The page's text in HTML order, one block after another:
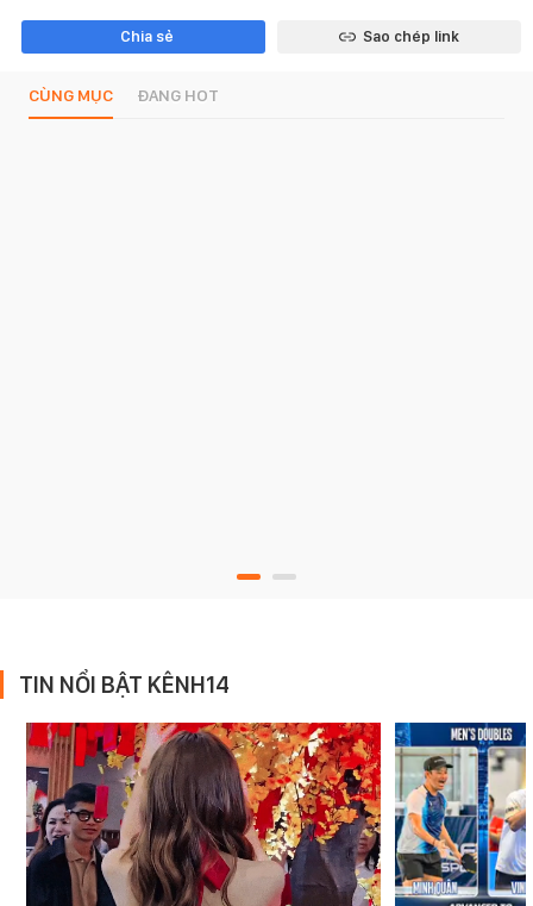
Chia sẻ Sao chép link
CÙNG MỤC ĐANG HOT
TIN NỔI BẬT KÊNH14